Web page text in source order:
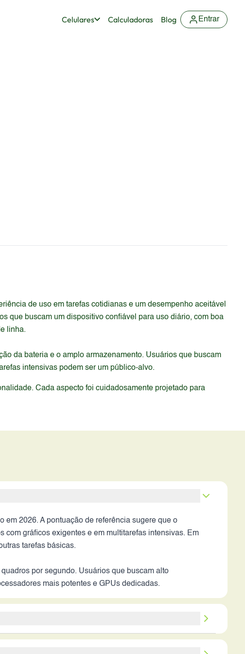
Celulares Calculadoras Blog Entrar
de uso em tarefas cotidianas e um desempenho aceitável
que buscam um dispositivo confiável para uso diário, com boa
linha.
da bateria e o amplo armazenamento. Usuários que buscam
intensivas podem ser um público-alvo.
Cada aspecto foi cuidadosamente projetado para
em 2026. A pontuação de referência sugere que o
gráficos exigentes e em multitarefas intensivas. Em
tarefas básicas.
por segundo. Usuários que buscam alto
mais potentes e GPUs dedicadas.